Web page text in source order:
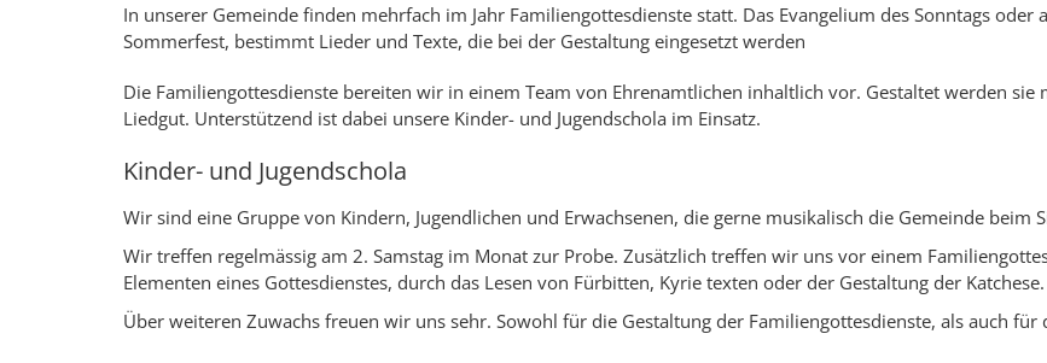
In unserer Gemeinde finden mehrfach im Jahr Familiengottesdienste statt. Das Evangelium des Sonntags
Sommerfest, bestimmt Lieder und Texte, die bei der Gestaltung eingesetzt werden
Die Familiengottesdienste bereiten wir in einem Team von Ehrenamtlichen inhaltlich vor. Gestaltet werden
Liedgut. Unterstützend ist dabei unsere Kinder- und Jugendschola im Einsatz.
Kinder- und Jugendschola
Wir sind eine Gruppe von Kindern, Jugendlichen und Erwachsenen, die gerne musikalisch die Gemeinde
Wir treffen regelmässig am 2. Samstag im Monat zur Probe. Zusätzlich treffen wir uns vor einem
Elementen eines Gottesdienstes, durch das Lesen von Fürbitten, Kyrie texten oder der Gestaltung der Katchese.
Über weiteren Zuwachs freuen wir uns sehr. Sowohl für die Gestaltung der Familiengottesdienste, als auch für